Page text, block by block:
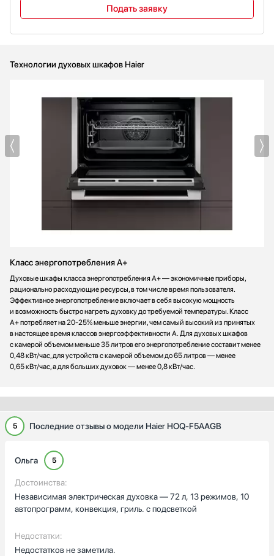
Подать заявку
Технологии духовых шкафов Haier
Класс энергопотребления A+
Духовые шкафы класса энергопотребления А+ — экономичные приборы,
рационально расходующие ресурсы, в том числе время пользователя.
Эффективное энергопотребление включает в себя высокую мощность
и возможность быстро нагреть духовку до требуемой температуры. Класс
А+ потребляет на 20-25% меньше энергии, чем самый высокий из принятых
в настоящее время классов энергоэффективности А. Для духовых шкафов
с камерой объемом меньше 35 литров его энергопотребление составит менее
0,48 кВт/час, для устройств с камерой объемом до 65 литров — менее
0,65 кВт/час, а для больших духовок — менее 0,8 кВт/час.
5 Последние отзывы о модели Haier HOQ-F5AAGB
Ольга 5
Достоинства:
Независимая электрическая духовка — 72 л, 13 режимов, 10
автопрограмм, конвекция, гриль. с подсветкой
Недостатки:
Недостатков не заметила.